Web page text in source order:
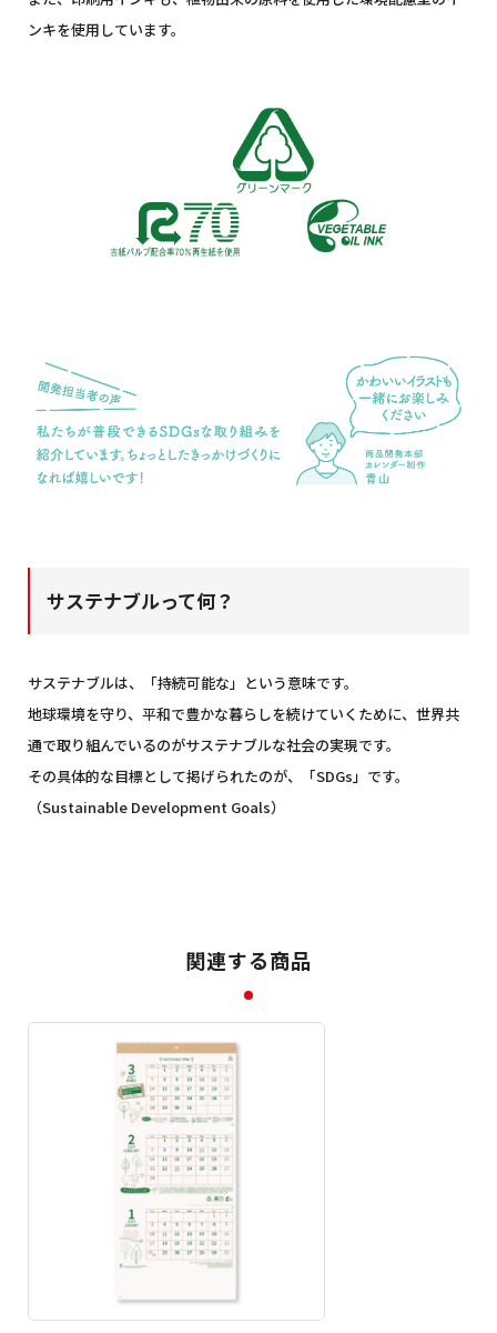
ンキを使用しています。
サステナブルって何？
サステナブルは、「持続可能な」という意味です。
地球環境を守り、平和で豊かな暮らしを続けていくために、世界共
通で取り組んでいるのがサステナブルな社会の実現です。
その具体的な目標として掲げられたのが、「SDGs」です。
（Sustainable Development Goals）
関連する商品